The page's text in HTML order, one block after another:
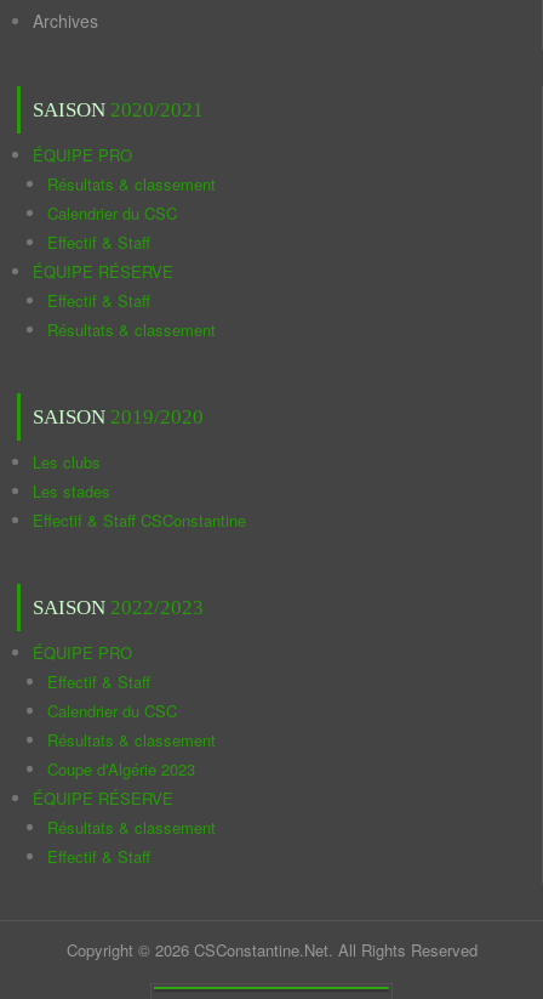
Archives
SAISON 2020/2021
ÉQUIPE PRO
Résultats & classement
Calendrier du CSC
Effectif & Staff
ÉQUIPE RÉSERVE
Effectif & Staff
Résultats & classement
SAISON 2019/2020
Les clubs
Les stades
Effectif & Staff CSConstantine
SAISON 2022/2023
ÉQUIPE PRO
Effectif & Staff
Calendrier du CSC
Résultats & classement
Coupe d'Algérie 2023
ÉQUIPE RÉSERVE
Résultats & classement
Effectif & Staff
Copyright © 2026 CSConstantine.Net. All Rights Reserved